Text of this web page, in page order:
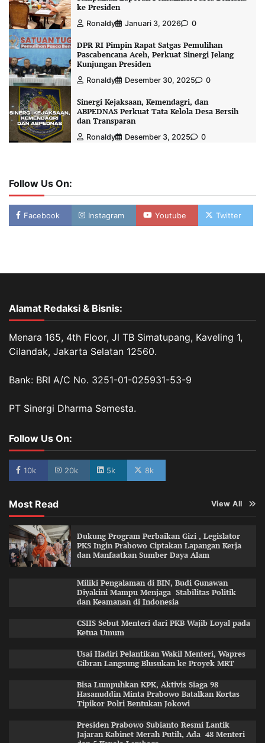
ke Presiden
Ronaldy Januari 3, 2026 0
DPR RI Pimpin Rapat Satgas Pemulihan
Pascabencana Aceh, Perkuat Sinergi Jelang
Kunjungan Presiden
Ronaldy Desember 30, 2025 0
Sinergi Kejaksaan, Kemendagri, dan
ABPEDNAS Perkuat Tata Kelola Desa Bersih
dan Transparan
Ronaldy Desember 3, 2025 0
Follow Us On:
Facebook Instagram Youtube Twitter
Alamat Redaksi & Bisnis:
Menara 165, 4th Floor, Jl TB Simatupang, Kaveling 1,
Cilandak, Jakarta Selatan 12560.
Bank: BRI A/C No. 3251-01-025931-53-9
PT Sinergi Dharma Semesta.
Follow Us On:
10k 20k 5k 8k
Most Read View All
Dukung Program Perbaikan Gizi , Legislator
PKS Ingin Prabowo Ciptakan Lapangan Kerja
dan Manfaatkan Sumber Daya Alam
Miliki Pengalaman di BIN, Budi Gunawan
Diyakini Mampu Menjaga Stabilitas Politik
dan Keamanan di Indonesia
CSIIS Sebut Menteri dari PKB Wajib Loyal pada
Ketua Umum
Usai Hadiri Pelantikan Wakil Menteri, Wapres
Gibran Langsung Blusukan ke Proyek MRT
Bisa Lumpuhkan KPK, Aktivis Siaga 98
Hasanuddin Minta Prabowo Batalkan Kortas
Tipikor Polri Bentukan Jokowi
Presiden Prabowo Subianto Resmi Lantik
Jajaran Kabinet Merah Putih, Ada 48 Menteri